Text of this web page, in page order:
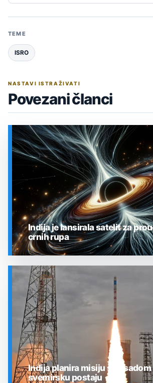
TEME
ISRO
NASTAVI ISTRAŽIVATI
Povezani članci
SVEMIR
Indija je lansirala satelit za
crnih rupa
Indija planira misiju s posadom
svemirsku postaju